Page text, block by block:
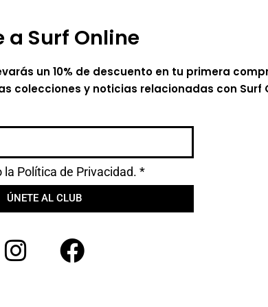
a Surf Online
un 10% de descuento en tu primera
colecciones y noticias relacionadas con Surf
la Política de Privacidad. *
ÚNETE AL CLUB